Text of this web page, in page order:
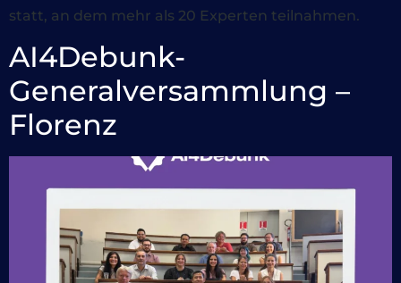
statt, an dem mehr als 20 Experten teilnahmen.
AI4Debunk-
Generalversammlung –
Florenz